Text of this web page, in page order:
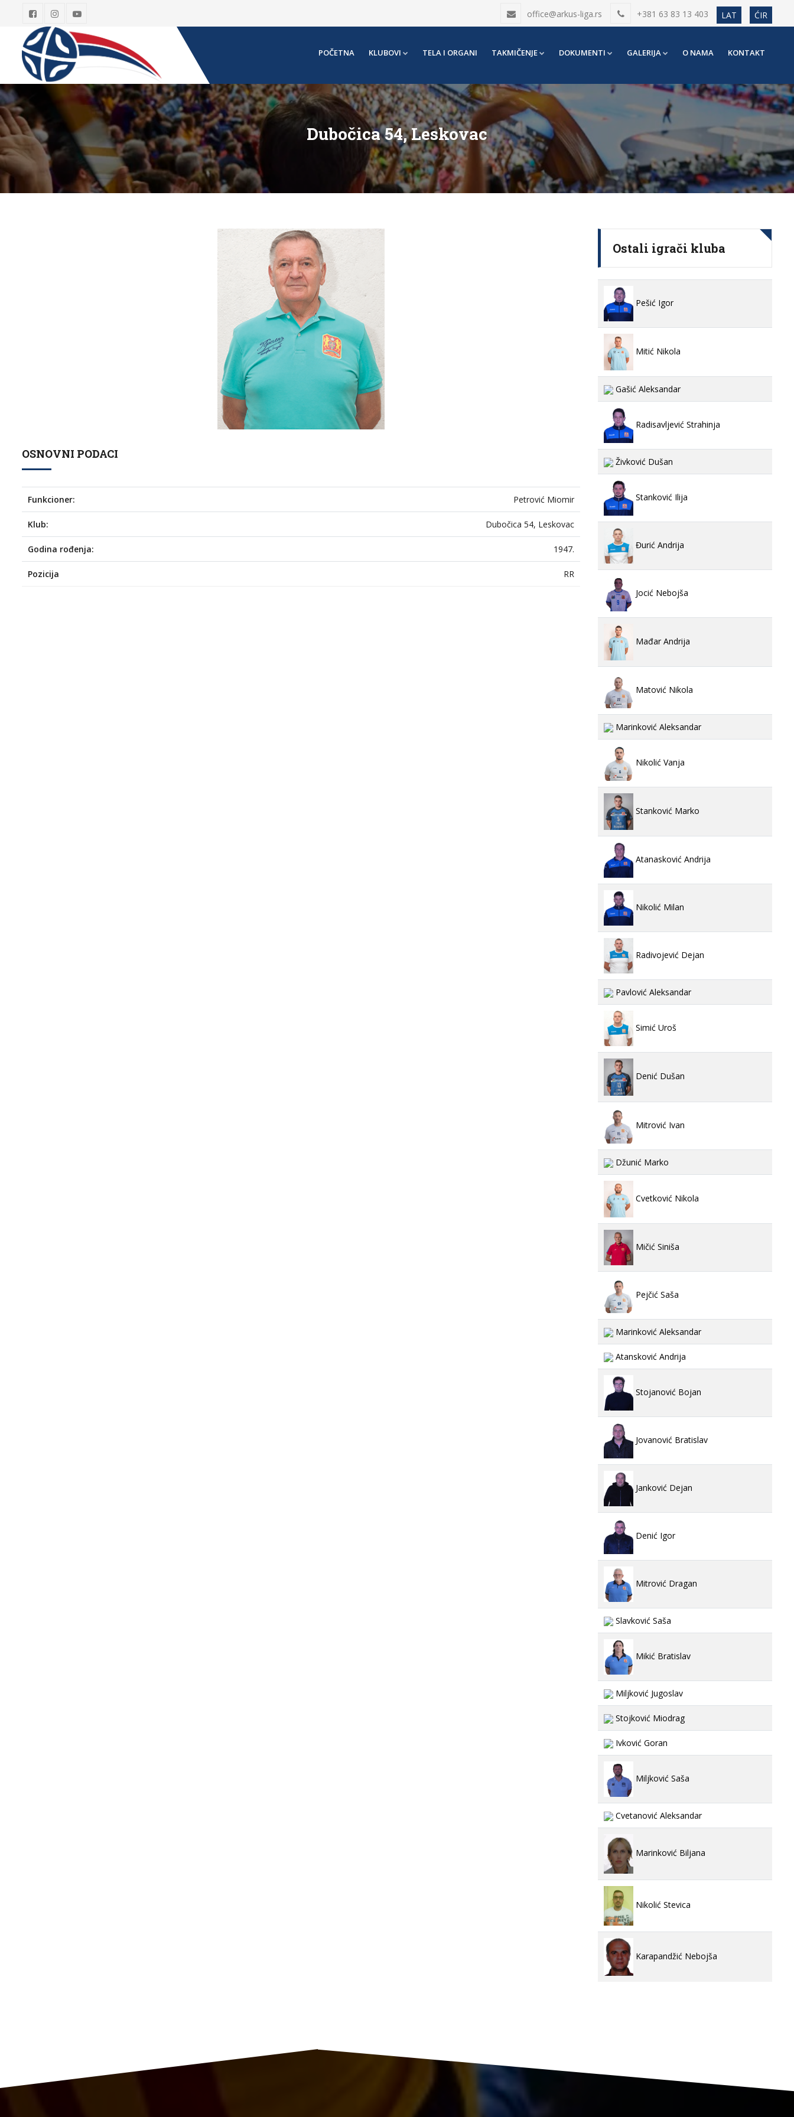
office@arkus-liga.rs +381 63 83 13 403 LAT ĆIR
POČETNA KLUBOVI TELA I ORGANI TAKMIČENJE DOKUMENTI GALERIJA O NAMA KONTAKT
Dubočica 54, Leskovac
OSNOVNI PODACI
Funkcioner: Petrović Miomir
Klub: Dubočica 54, Leskovac
Godina rođenja: 1947.
Pozicija RR
Ostali igrači kluba
Pešić Igor
Mitić Nikola
Gašić Aleksandar
Radisavljević Strahinja
Živković Dušan
Stanković Ilija
Đurić Andrija
Jocić Nebojša
Mađar Andrija
Matović Nikola
Marinković Aleksandar
Nikolić Vanja
Stanković Marko
Atanasković Andrija
Nikolić Milan
Radivojević Dejan
Pavlović Aleksandar
Simić Uroš
Denić Dušan
Mitrović Ivan
Džunić Marko
Cvetković Nikola
Mičić Siniša
Pejčić Saša
Marinković Aleksandar
Atansković Andrija
Stojanović Bojan
Jovanović Bratislav
Janković Dejan
Denić Igor
Mitrović Dragan
Slavković Saša
Mikić Bratislav
Miljković Jugoslav
Stojković Miodrag
Ivković Goran
Miljković Saša
Cvetanović Aleksandar
Marinković Biljana
Nikolić Stevica
Karapandžić Nebojša